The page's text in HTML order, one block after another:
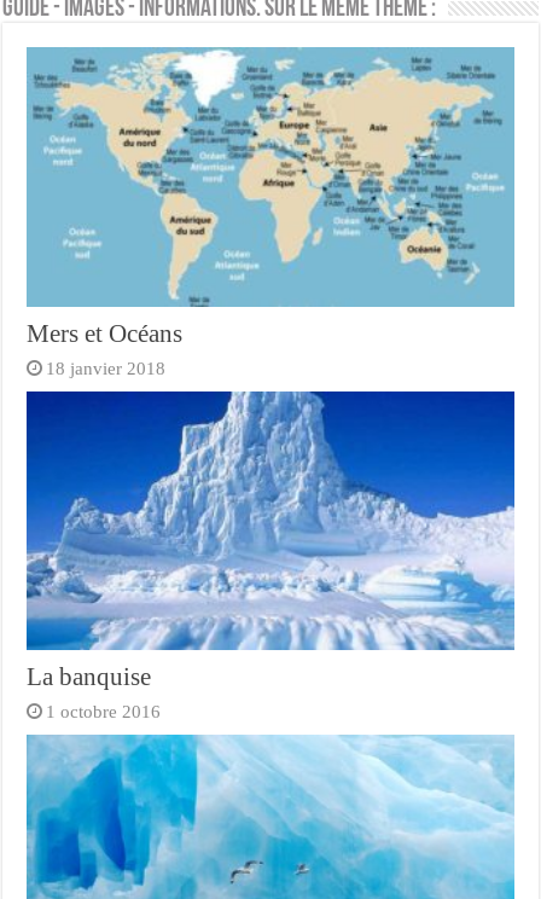
Guide - Images - Informations. Sur le même thème :
Mers et Océans
18 janvier 2018
La banquise
1 octobre 2016